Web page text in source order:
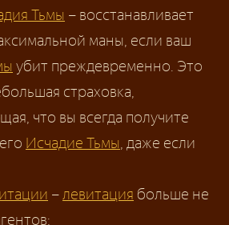
Тьмы – восстанавливает
маны, если ваш
убит преждевременно. Это
страховка,
что вы всегда получите
Исчадие Тьмы, даже если
–левитация больше не